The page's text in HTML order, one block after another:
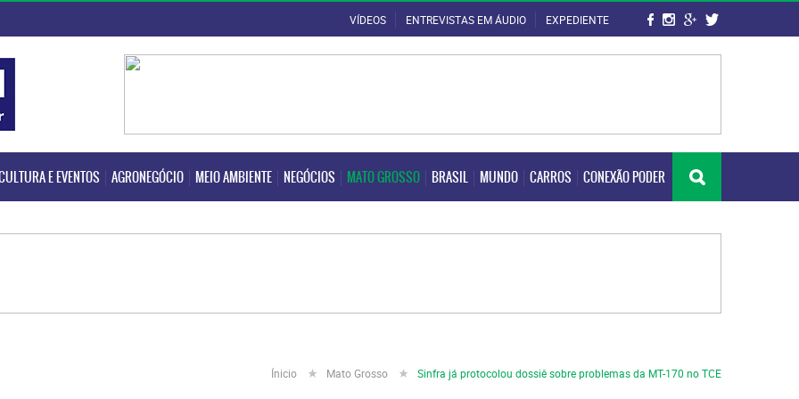
VÍDEOS ENTREVISTAS EM ÁUDIO EXPEDIENTE
E EVENTOS AGRONEGÓCIO MEIO AMBIENTE NEGÓCIOS MATO GROSSO BRASIL MUNDO CARROS CONEXÃO PODER
MATO GROSSO BRASIL MUNDO CARROS CONEXÃO PODER
Ínicio Mato Grosso Sinfra já protocolou dossiê sobre problemas da MT-170 no TCE